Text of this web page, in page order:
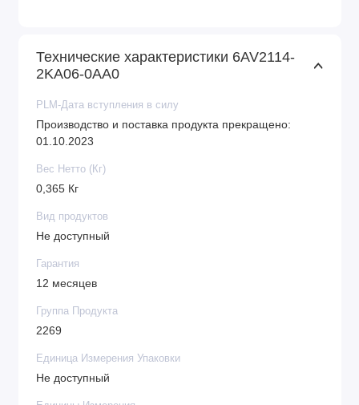
Технические характеристики 6AV2114-
2KA06-0AA0
PLM-Дата вступления в силу
Производство и поставка продукта прекращено:
01.10.2023
Вес Нетто (Кг)
0,365 Кг
Вид продуктов
Не доступный
Гарантия
12 месяцев
Группа Продукта
2269
Единица Измерения Упаковки
Не доступный